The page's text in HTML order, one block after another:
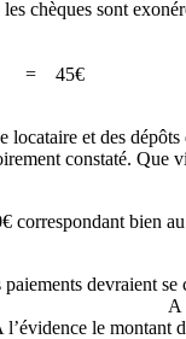
chèques sont
loyer +
= 45€
et des
constaté.
correspondant bien
devraient
A quoi peut
le montant